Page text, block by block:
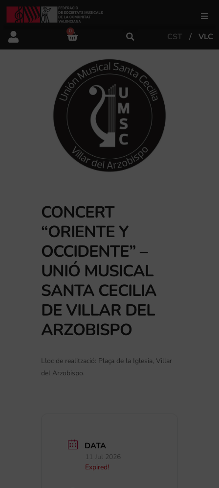
FSMCV
Àrea educativa
Àrea Artística
0
CST VLC
CONCERT
“ORIENTE Y
OCCIDENTE” –
UNIÓ MUSICAL
SANTA CECILIA
DE VILLAR DEL
ARZOBISPO
Lloc de realització: Plaça de la Iglesia, Villar
del Arzobispo.
DATA
11 Jul 2026
Expired!